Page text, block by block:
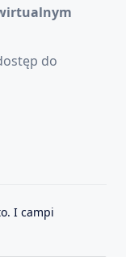
do
I campi